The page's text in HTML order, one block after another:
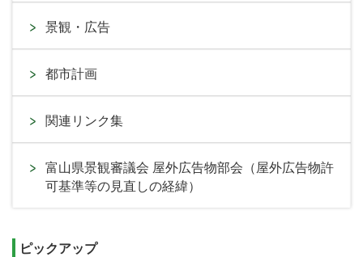
景観・広告
都市計画
関連リンク集
富山県景観審議会 屋外広告物部会（屋外広告物許
可基準等の見直しの経緯）
ピックアップ